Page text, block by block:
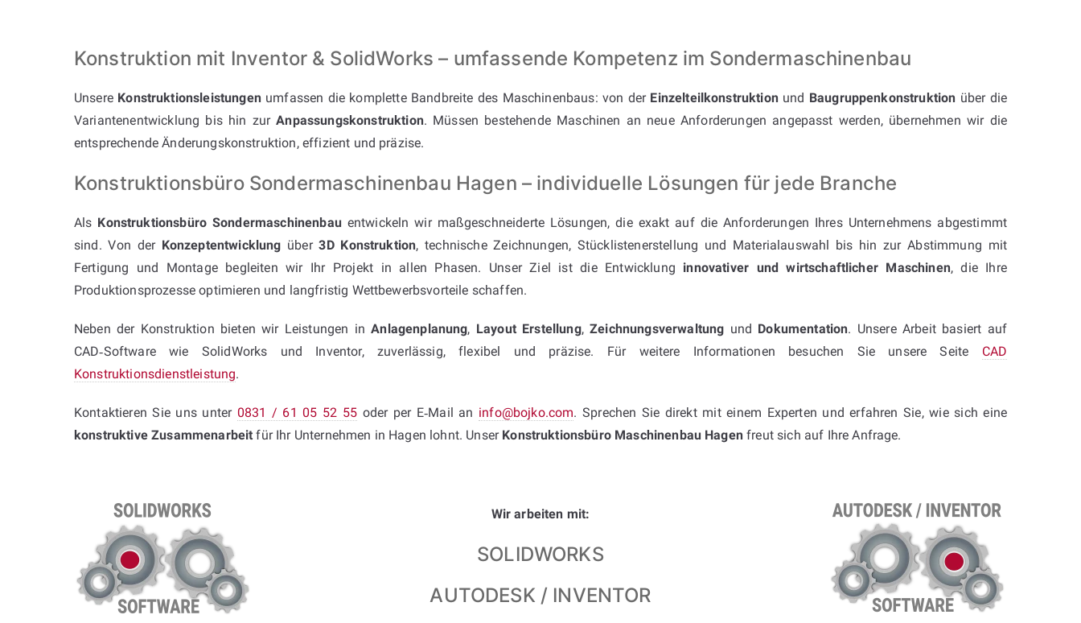
Konstruktion mit Inventor & SolidWorks – umfassende Kompetenz im Sondermaschinenbau
Unsere Konstruktionsleistungenumfassen die komplette Bandbreite des Maschinenbaus: von der Einzelteilkonstruktionund Baugruppenkonstruktion über die
Variantenentwicklung bis hin zurAnpassungskonstruktion. Müssen bestehende Maschinen an neue Anforderungen angepasst werden, übernehmen wir die
entsprechende Änderungskonstruktion, effizient und präzise.
Konstruktionsbüro Sondermaschinenbau Hagen – individuelle Lösungen für jede Branche
Als Konstruktionsbüro Sondermaschinenbauentwickeln wir maßgeschneiderte Lösungen, die exakt auf die Anforderungen Ihres Unternehmens abgestimmt
sind. Von der Konzeptentwicklung über3D Konstruktion, technische Zeichnungen, Stücklistenerstellung und Materialauswahl bis hin zur Abstimmung mit
Fertigung und Montage begleiten wir Ihr Projekt in allen Phasen. Unser Ziel ist die Entwicklung innovativer und wirtschaftlicher Maschinen, die Ihre
Produktionsprozesse optimieren und langfristig Wettbewerbsvorteile schaffen.
Neben der Konstruktion bieten wir Leistungen inAnlagenplanung, Layout Erstellung,Zeichnungsverwaltung und Dokumentation. Unsere Arbeit basiert auf
CAD‑Software wie SolidWorks und Inventor, zuverlässig, flexibel und präzise. Für weitere Informationen besuchen Sie unsere Seite CAD
Konstruktionsdienstleistung.
Kontaktieren Sie uns unter 0831 / 61 05 52 55 oder per E‑Mail an info@bojko.com. Sprechen Sie direkt mit einem Experten und erfahren Sie, wie sich eine
konstruktive Zusammenarbeit für Ihr Unternehmen in Hagen lohnt. Unser Konstruktionsbüro Maschinenbau Hagenfreut sich auf Ihre Anfrage.
Wir arbeiten mit:
SOLIDWORKS
AUTODESK / INVENTOR